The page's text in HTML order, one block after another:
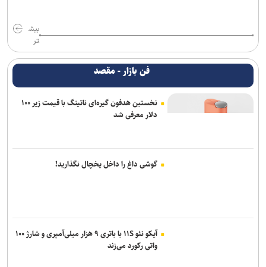
بیش
تر
فن بازار - مقصد
نخستین هدفون گیره‌ای ناتینگ با قیمت زیر ۱۰۰
دلار معرفی شد
گوشی داغ را داخل یخچال نگذارید!
آیکو نئو ۱۱S با باتری ۹ هزار میلی‌آمپری و شارژ ۱۰۰
واتی رکورد می‌زند